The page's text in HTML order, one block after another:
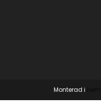
Monterad i